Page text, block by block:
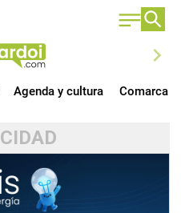
chevron_right
Agenda y cultura Comarca